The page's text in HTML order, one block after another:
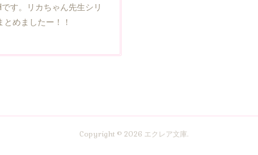
す。リカちゃん先生シリ
めましたー！！
Copyright © 2026 エクレア文庫.